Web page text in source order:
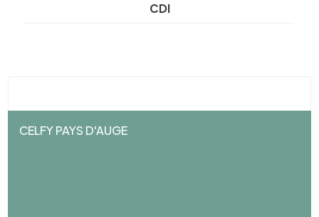
CDI
CELFY PAYS D'AUGE